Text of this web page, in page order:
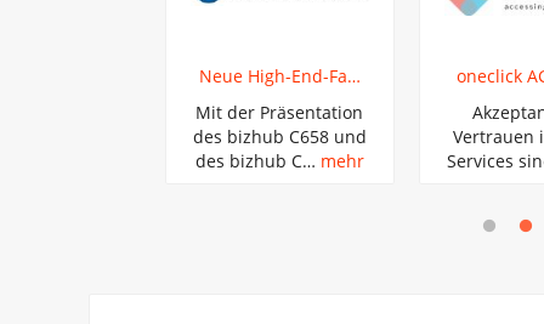
Neue High-End-Fa…
Mit der Präsentation
des bizhub C658 und
des bizhub C… mehr
oneclick
Vertrauen
Services